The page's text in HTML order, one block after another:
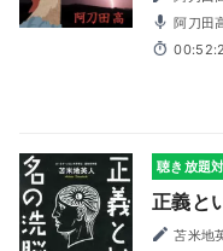
阿刀田
聴き放題
正義と
苫米地